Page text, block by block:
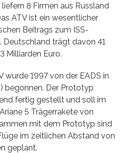
8 Firmen aus Russland
ATV ist ein wesentlicher
Beitrags zum ISS-
trägt davon 41
Milliarden Euro.
wurde 1997 von der EADS in
begonnen. Der Prototyp
fertig gestellt und soll im
5 Trägerrakete von
mit dem Prototyp sind
im zeitlichen Abstand von
geplant.